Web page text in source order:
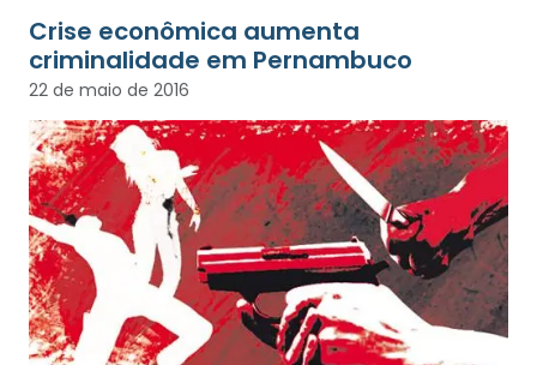
Crise econômica aumenta
criminalidade em Pernambuco
22 de maio de 2016